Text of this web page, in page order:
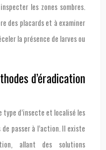
les zones sombres.
des placards et à examiner
la présence de larves ou
d’éradication
type d’insecte et localisé les
passer à l’action. Il existe
allant des solutions